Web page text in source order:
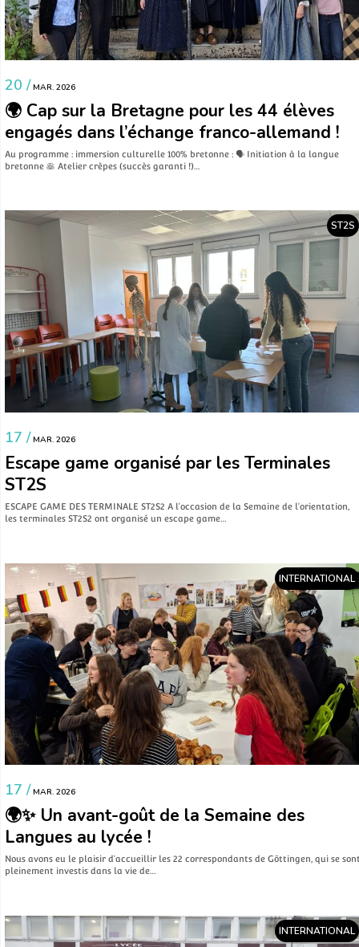
20 / MAR. 2026
🌍 Cap sur la Bretagne pour les 44 élèves
engagés dans l’échange franco-allemand !
Au programme : immersion culturelle 100% bretonne : 🗣️ Initiation à la langue
bretonne 🥞 Atelier crêpes (succès garanti !)…
ST2S
17 / MAR. 2026
Escape game organisé par les Terminales
ST2S
ESCAPE GAME DES TERMINALE ST2S2 A l’occasion de la Semaine de l’orientation,
les terminales ST2S2 ont organisé un escape game…
INTERNATIONAL
17 / MAR. 2026
🌍✨ Un avant-goût de la Semaine des
Langues au lycée !
Nous avons eu le plaisir d’accueillir les 22 correspondants de Göttingen, qui se
pleinement investis dans la vie de…
INTERNATIONAL